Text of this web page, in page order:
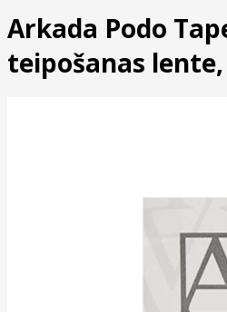
Arkada Podo
teipošanas lente,